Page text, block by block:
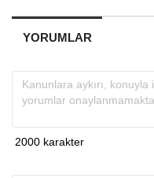
YORUMLAR